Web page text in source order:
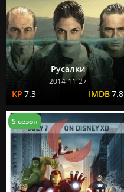
Русалки
2014-11-27
7.3 7.8
5 сезон